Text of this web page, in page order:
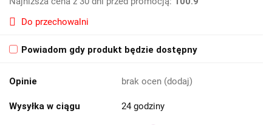
Do przechowalni
Powiadom gdy produkt będzie dostępny
Opinie brak ocen (dodaj)
Wysyłka w ciągu 24 godziny